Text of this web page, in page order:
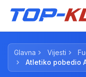
Glavna Vijesti
Atletiko pobedio